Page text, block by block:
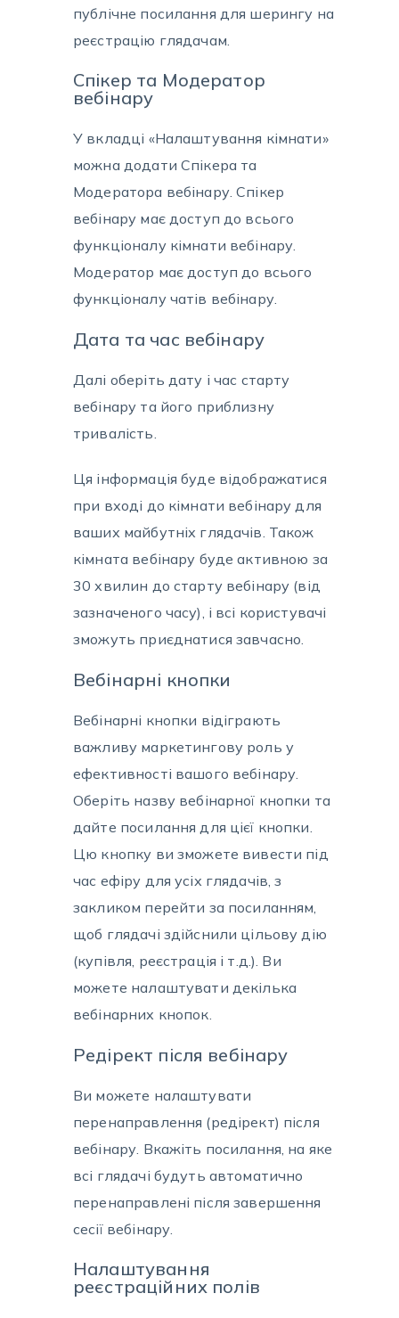
публічне посилання для шерингу на
реєстрацію глядачам.
Спікер та Модератор
вебінару
У вкладці «Налаштування кімнати»
можна додати Спікера та
Модератора вебінару. Спікер
вебінару має доступ до всього
функціоналу кімнати вебінару.
Модератор має доступ до всього
функціоналу чатів вебінару.
Дата та час вебінару
Далі оберіть дату і час старту
вебінару та його приблизну
тривалість.
Ця інформація буде відображатися
при вході до кімнати вебінару для
ваших майбутніх глядачів. Також
кімната вебінару буде активною за
30 хвилин до старту вебінару (від
зазначеного часу), і всі користувачі
зможуть приєднатися завчасно.
Вебінарні кнопки
Вебінарні кнопки відіграють
важливу маркетингову роль у
ефективності вашого вебінару.
Оберіть назву вебінарної кнопки та
дайте посилання для цієї кнопки.
Цю кнопку ви зможете вивести під
час ефіру для усіх глядачів, з
закликом перейти за посиланням,
щоб глядачі здійснили цільову дію
(купівля, реєстрація і т.д.). Ви
можете налаштувати декілька
вебінарних кнопок.
Редірект після вебінару
Ви можете налаштувати
перенаправлення (редірект) після
вебінару. Вкажіть посилання, на яке
всі глядачі будуть автоматично
перенаправлені після завершення
сесії вебінару.
Налаштування
реєстраційних полів